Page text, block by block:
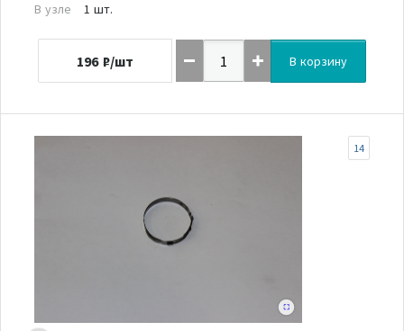
В узле
1 шт.
196 ₽/шт В корзину
14